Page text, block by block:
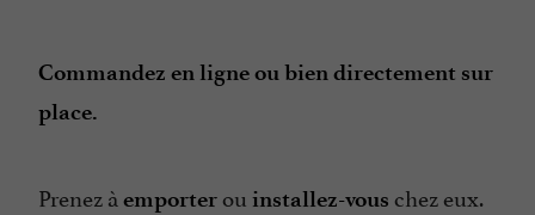
Commandez en ligne ou bien directement sur
place.
Prenez à emporter ou installez-vous chez eux.